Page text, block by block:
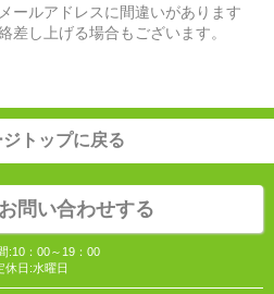
ールアドレスに間違いがあります
差し上げる場合もございます。
トップに戻る
問い合わせする
:10：00～19：00
休日:水曜日